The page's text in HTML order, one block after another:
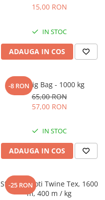
15,00 RON
IN STOC
ADAUGA IN COS
-8 RON
Sac Big Bag - 1000 kg
65,00 RON
57,00 RON
IN STOC
ADAUGA IN COS
-25 RON
Sfoara baloti Twine Tex, 1600
m, 400 m / kg